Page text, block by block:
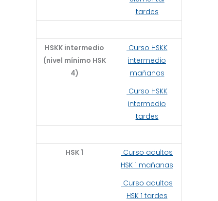
tardes
HSKK intermedio
(nivel mínimo HSK
4)
Curso HSKK
intermedio
mañanas
Curso HSKK
intermedio
tardes
HSK 1
Curso adultos
HSK 1 mañanas
Curso adultos
HSK 1 tardes